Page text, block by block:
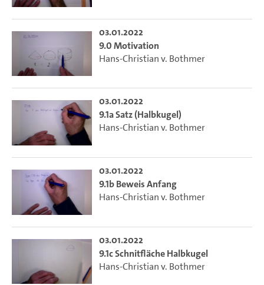
03.01.2022
9.0 Motivation
Hans-Christian v. Bothmer
03.01.2022
9.1a Satz (Halbkugel)
Hans-Christian v. Bothmer
03.01.2022
9.1b Beweis Anfang
Hans-Christian v. Bothmer
03.01.2022
9.1c Schnitfläche Halbkugel
Hans-Christian v. Bothmer